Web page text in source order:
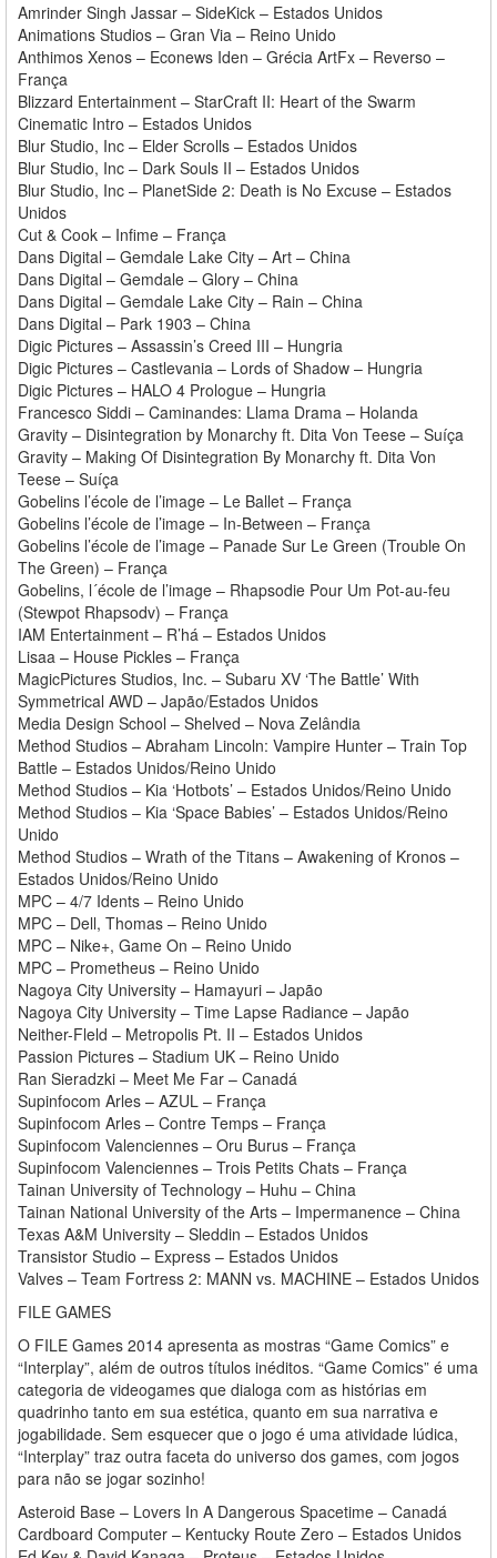
Amrinder Singh Jassar – SideKick – Estados Unidos
Animations Studios – Gran Via – Reino Unido
Anthimos Xenos – Econews Iden – Grécia ArtFx – Reverso –
França
Blizzard Entertainment – StarCraft II: Heart of the Swarm
Cinematic Intro – Estados Unidos
Blur Studio, Inc – Elder Scrolls – Estados Unidos
Blur Studio, Inc – Dark Souls II – Estados Unidos
Blur Studio, Inc – PlanetSide 2: Death is No Excuse – Estados
Unidos
Cut & Cook – Infime – França
Dans Digital – Gemdale Lake City – Art – China
Dans Digital – Gemdale – Glory – China
Dans Digital – Gemdale Lake City – Rain – China
Dans Digital – Park 1903 – China
Digic Pictures – Assassin’s Creed III – Hungria
Digic Pictures – Castlevania – Lords of Shadow – Hungria
Digic Pictures – HALO 4 Prologue – Hungria
Francesco Siddi – Caminandes: Llama Drama – Holanda
Gravity – Disintegration by Monarchy ft. Dita Von Teese – Suíça
Gravity – Making Of Disintegration By Monarchy ft. Dita Von
Teese – Suíça
Gobelins l’école de l’image – Le Ballet – França
Gobelins l’école de l’image – In-Between – França
Gobelins l’école de l’image – Panade Sur Le Green (Trouble On
The Green) – França
Gobelins, l´école de l’image – Rhapsodie Pour Um Pot-au-feu
(Stewpot Rhapsodv) – França
IAM Entertainment – R’há – Estados Unidos
Lisaa – House Pickles – França
MagicPictures Studios, Inc. – Subaru XV ‘The Battle’ With
Symmetrical AWD – Japão/Estados Unidos
Media Design School – Shelved – Nova Zelândia
Method Studios – Abraham Lincoln: Vampire Hunter – Train Top
Battle – Estados Unidos/Reino Unido
Method Studios – Kia ‘Hotbots’ – Estados Unidos/Reino Unido
Method Studios – Kia ‘Space Babies’ – Estados Unidos/Reino
Unido
Method Studios – Wrath of the Titans – Awakening of Kronos –
Estados Unidos/Reino Unido
MPC – 4/7 Idents – Reino Unido
MPC – Dell, Thomas – Reino Unido
MPC – Nike+, Game On – Reino Unido
MPC – Prometheus – Reino Unido
Nagoya City University – Hamayuri – Japão
Nagoya City University – Time Lapse Radiance – Japão
Neither-Fleld – Metropolis Pt. II – Estados Unidos
Passion Pictures – Stadium UK – Reino Unido
Ran Sieradzki – Meet Me Far – Canadá
Supinfocom Arles – AZUL – França
Supinfocom Arles – Contre Temps – França
Supinfocom Valenciennes – Oru Burus – França
Supinfocom Valenciennes – Trois Petits Chats – França
Tainan University of Technology – Huhu – China
Tainan National University of the Arts – Impermanence – China
Texas A&M University – Sleddin – Estados Unidos
Transistor Studio – Express – Estados Unidos
Valves – Team Fortress 2: MANN vs. MACHINE – Estados Unidos
FILE GAMES
O FILE Games 2014 apresenta as mostras “Game Comics” e
“Interplay”, além de outros títulos inéditos. “Game Comics” é uma
categoria de videogames que dialoga com as histórias em
quadrinho tanto em sua estética, quanto em sua narrativa e
jogabilidade. Sem esquecer que o jogo é uma atividade lúdica,
“Interplay” traz outra faceta do universo dos games, com jogos
para não se jogar sozinho!
Asteroid Base – Lovers In A Dangerous Spacetime – Canadá
Cardboard Computer – Kentucky Route Zero – Estados Unidos